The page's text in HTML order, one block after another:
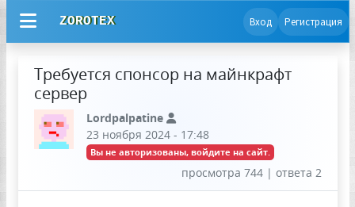
ZOROTEX Вход Регистрация
Требуется спонсор на майнкрафт
сервер
Lordpalpatine
23 ноября 2024 - 17:48
Вы не авторизованы, войдите на сайт.
просмотра 744 | ответа 2